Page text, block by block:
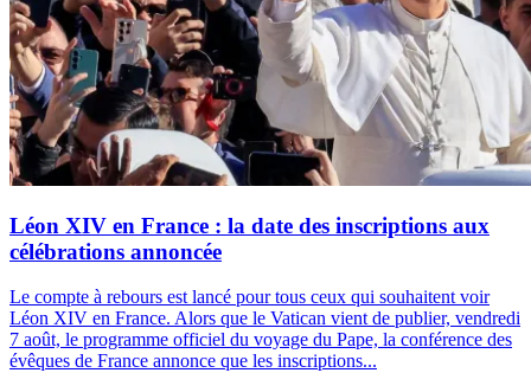
Léon XIV en France : la date des inscriptions aux
célébrations annoncée
Le compte à rebours est lancé pour tous ceux qui souhaitent voir
Léon XIV en France. Alors que le Vatican vient de publier, vendredi
7 août, le programme officiel du voyage du Pape, la conférence des
évêques de France annonce que les inscriptions...